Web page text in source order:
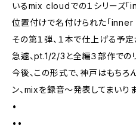
いるmix cloudでの１シリーズ
位置付けで名付けられた「inner
その第１弾、１本で仕上げる予定
急遽、pt.1/2/3と全編３部作での
今後、この形式で、神戸はもちろ
ン、mixを録音〜発表してまいり
•
••